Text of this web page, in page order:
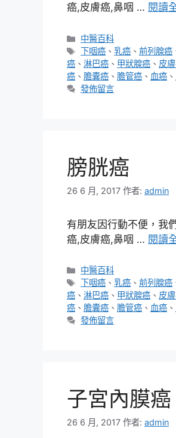
癌,皮膚癌,鼻咽 … 閱讀
分
類
中醫百科
標
籤
下咽癌 、乳癌 、前列腺癌
癌 、 淋巴癌 、 甲狀腺癌 、 皮
癌 、 膽囊癌 、 膽管癌 、 血癌 、
發佈留言
膀胱癌
26 6 月, 2017 作者: admin
有朋友因行動不便，我
癌,皮膚癌,鼻咽 … 閱讀
分
類
中醫百科
標
籤
下咽癌 、乳癌 、前列腺癌
癌 、 淋巴癌 、 甲狀腺癌 、 皮
癌 、 膽囊癌 、 膽管癌 、 血癌 、
發佈留言
子宮內膜癌
26 6 月, 2017 作者: admin